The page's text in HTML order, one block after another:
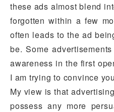
these ads almost blend
forgotten within a few
often leads to the ad
be. Some
awareness in the first
I am trying to convince
My view is that
possess any more